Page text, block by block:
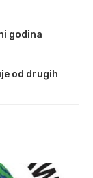
godina
od drugih